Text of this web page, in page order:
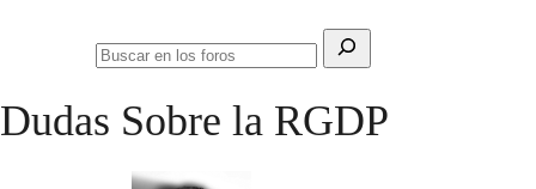
Buscar:
Buscar
los
foros
Dudas Sobre la RGDP